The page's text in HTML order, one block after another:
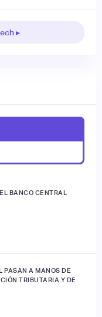
▸
BANCO CENTRAL
PASAN A MANOS DE
TRIBUTARIA Y DE